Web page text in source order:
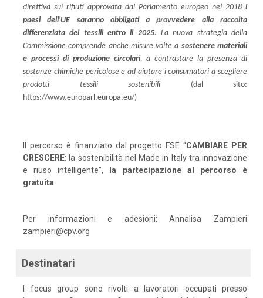
direttiva sui rifiuti approvata dal Parlamento europeo nel 2018 i
paesi dell'UE saranno obbligati a provvedere alla raccolta
differenziata dei tessili entro il 2025. La nuova strategia della
Commissione comprende anche misure volte a sostenere materiali
e processi di produzione circolari, a contrastare la presenza di
sostanze chimiche pericolose e ad aiutare i consumatori a scegliere
prodotti tessili sostenibili (dal sito:
https://www.europarl.europa.eu/)
Il percorso è finanziato dal progetto FSE “CAMBIARE PER
CRESCERE: la sostenibilità nel Made in Italy tra innovazione
e riuso intelligente”,
la partecipazione al percorso è
gratuita
Per informazioni e adesioni: Annalisa Zampieri
zampieri@cpv.org
Destinatari
I focus group sono rivolti a lavoratori occupati presso